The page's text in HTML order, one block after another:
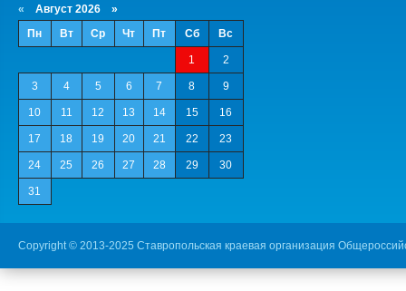
« Август 2026 »
Пн
Вт Ср Чт Пт Сб Вс
1 2
3 4 5 6 7 8 9
10 11 12 13 14 15 16
17 18 19 20 21 22 23
24 25 26 27 28 29 30
31
Copyright © 2013-2025 Ставропольская краевая организация